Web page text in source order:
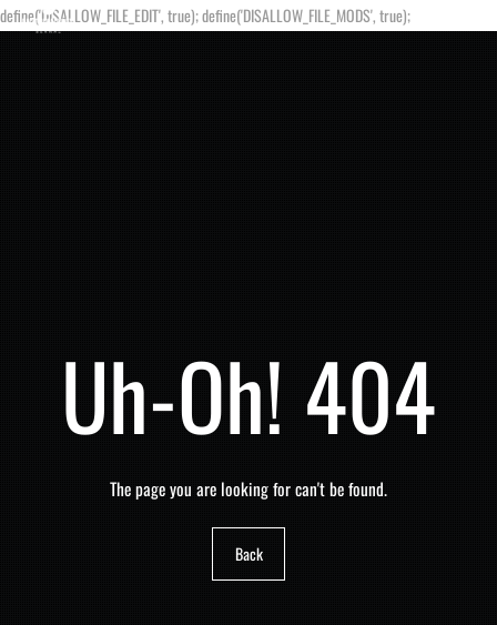
define('DISALLOW_FILE_EDIT', true); define('DISALLOW_FILE_MODS', true);
Uh-Oh! 404
The page you are looking for can't be found.
Back